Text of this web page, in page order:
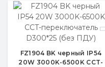
FZ1904 BK черный IP54
20W 3000K-6500K CCT-